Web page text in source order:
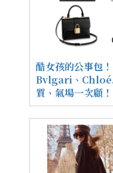
酷女孩的公事包
Bvlgari、
質、氣場一次顧！